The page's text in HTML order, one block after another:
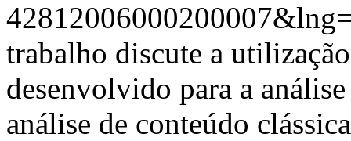
trabalho discute a
desenvolvido para a
análise de conteúdo